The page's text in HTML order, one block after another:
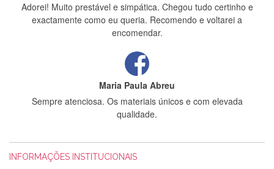
Adorei! Muito prestável e simpática. Chegou tudo certinho e
exactamente como eu queria. Recomendo e voltarei a
encomendar.
Maria Paula Abreu
Sempre atenciosa. Os materiais únicos e com elevada
qualidade.
INFORMAÇÕES INSTITUCIONAIS